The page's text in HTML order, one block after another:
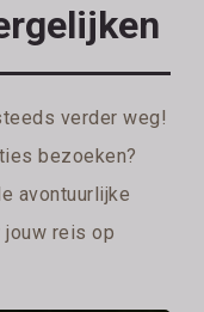
verder weg!
bezoeken?
avontuurlijke
reis op